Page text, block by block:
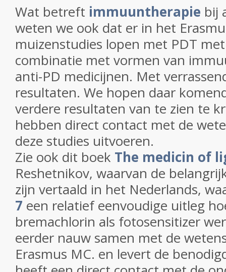
Wat betreft immuuntherapie bij
weten we ook dat er in het
muizenstudies lopen met PDT
combinatie met vormen van
anti-PD medicijnen. Met
resultaten. We hopen daar
verdere resultaten van te zien te
hebben direct contact met de
deze studies uitvoeren.
Zie ook dit boek The medicin of
Reshetnikov, waarvan de
zijn vertaald in het Nederlands,
7 een relatief eenvoudige uitleg
bremachlorin als fotosensitizer
eerder nauw samen met de
Erasmus MC. en levert de